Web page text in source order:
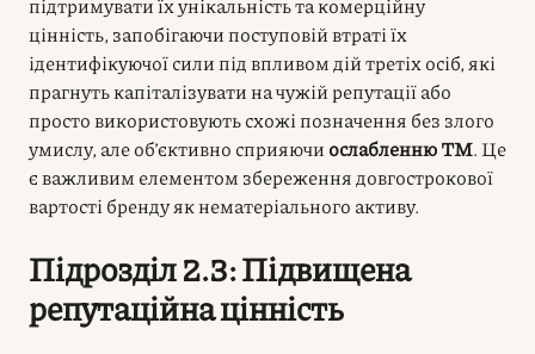
цінність, запобігаючи поступовій втраті їх
ідентифікуючої сили під впливом дій третіх осіб, які
прагнуть капіталізувати на чужій репутації або
просто використовують схожі позначення без злого
умислу, але об’єктивно сприяючи ослабленню ТМ. Це
є важливим елементом збереження довгострокової
вартості бренду як нематеріального активу.
Підрозділ 2.3: Підвищена
репутаційна цінність